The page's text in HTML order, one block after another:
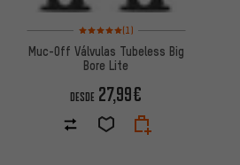
Valoración media: 5 de 5 basada en
(1)
Muc-Off Válvulas Tubeless Big
Bore Lite
DESDE 27,99€